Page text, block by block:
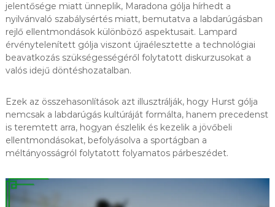
jelentősége miatt ünneplik, Maradona gólja hírhedt a
nyilvánvaló szabálysértés miatt, bemutatva a labdarúgásban
rejlő ellentmondások különböző aspektusait. Lampard
érvénytelenített gólja viszont újraélesztette a technológiai
beavatkozás szükségességéről folytatott diskurzusokat a
valós idejű döntéshozatalban.
Ezek az összehasonlítások azt illusztrálják, hogy Hurst gólja
nemcsak a labdarúgás kultúráját formálta, hanem precedenst
is teremtett arra, hogyan észlelik és kezelik a jövőbeli
ellentmondásokat, befolyásolva a sportágban a
méltányosságról folytatott folyamatos párbeszédet.